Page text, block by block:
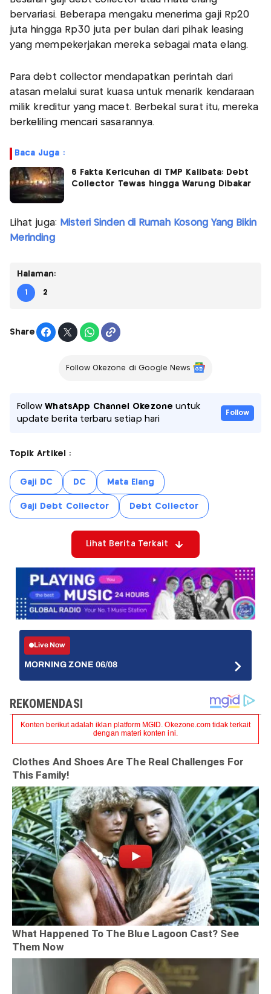
bervariasi. Beberapa mengaku menerima gaji Rp20
juta hingga Rp30 juta per bulan dari pihak leasing
yang mempekerjakan mereka sebagai mata elang.
Para debt collector mendapatkan perintah dari
atasan melalui surat kuasa untuk menarik kendaraan
milik kreditur yang macet. Berbekal surat itu, mereka
berkeliling mencari sasarannya.
Baca Juga :
6 Fakta Kericuhan di TMP Kalibata: Debt
Collector Tewas hingga Warung Dibakar
Lihat juga: Misteri Sinden di Rumah Kosong Yang Bikin
Merinding
Halaman:
1 2
Share
Follow Okezone di Google News
FollowWhatsApp Channel Okezone untuk
update berita terbaru setiap hari
Follow
Topik Artikel :
Gaji DC DC Mata Elang
Gaji Debt Collector Debt Collector
Lihat Berita Terkait
Live Now
MORNING ZONE 06/08